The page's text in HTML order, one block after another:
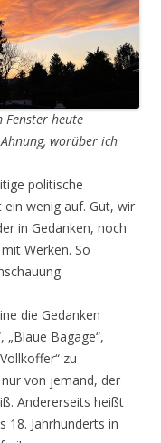
Fenster heute
worüber ich
politische
wenig auf. Gut, wir
in Gedanken, noch
Werken. So
die Gedanken
„Blaue Bagage“,
zu
von jemand, der
Andererseits heißt
18. Jahrhunderts in